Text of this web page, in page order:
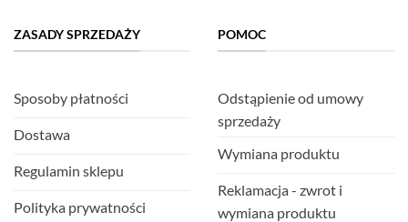
ZASADY SPRZEDAŻY
Sposoby płatności
Dostawa
Regulamin sklepu
Polityka prywatności
POMOC
Odstąpienie od umowy
sprzedaży
Wymiana produktu
Reklamacja - zwrot i
wymiana produktu